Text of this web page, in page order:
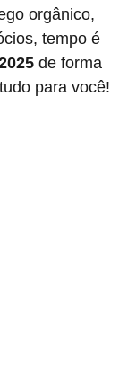
orgânico,
tempo é
de forma
para você!